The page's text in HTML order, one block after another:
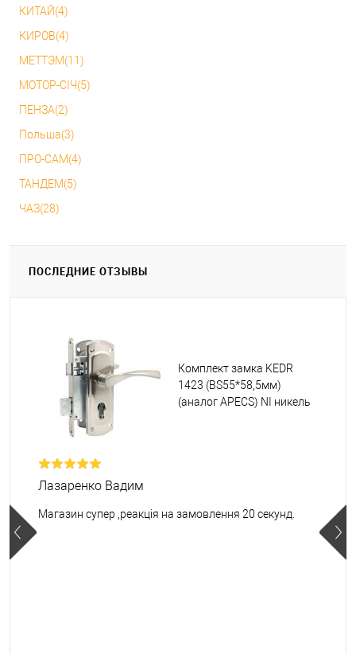
КИТАЙ(4)
КИРОВ(4)
МЕТТЭМ(11)
МОТОР-СІЧ(5)
ПЕНЗА(2)
Польша(3)
ПРО-САМ(4)
ТАНДЕМ(5)
ЧАЗ(28)
ПОСЛЕДНИЕ ОТЗЫВЫ
Комплект замка KEDR
1423 (BS55*58,5мм)
(аналог APECS) NI никель
Лазаренко Вадим
Магазин супер ,реакція на замовлення 20 секунд.